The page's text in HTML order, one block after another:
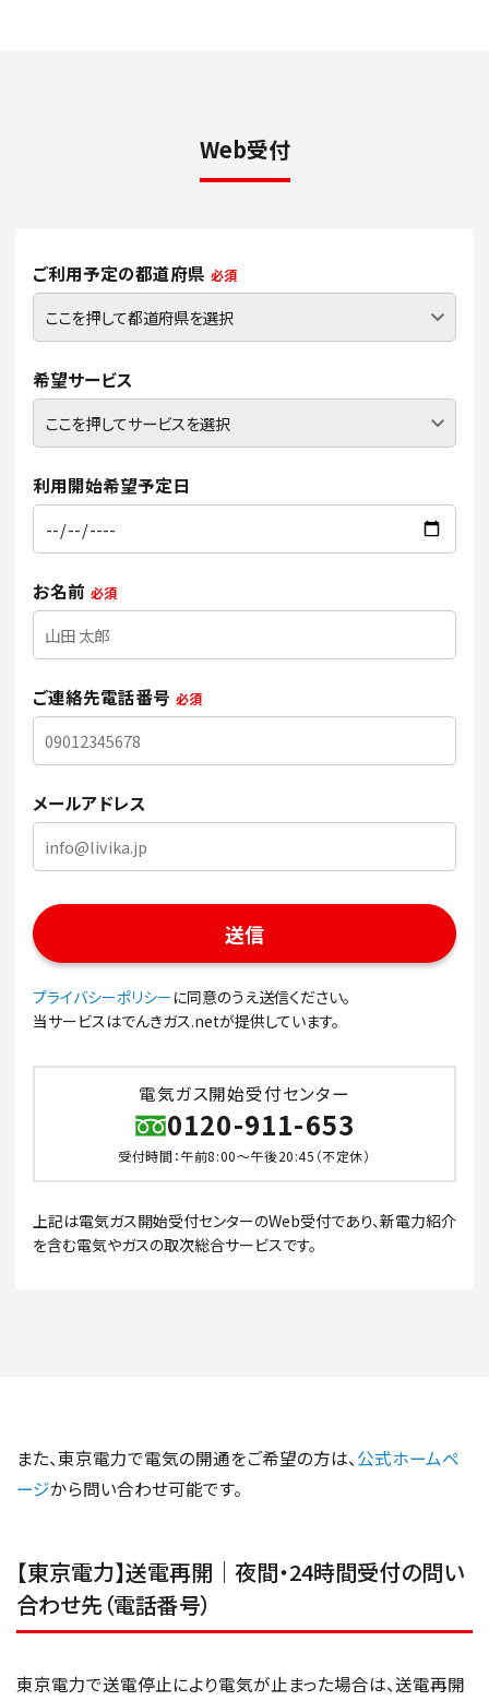
Web受付
ご利用予定の都道府県 必須
希望サービス
利用開始希望予定日
お名前 必須
ご連絡先電話番号 必須
メールアドレス
プライバシーポリシーに同意のうえ送信ください。
当サービスはでんきガス.netが提供しています。
電気ガス開始受付センター
0120-911-653
受付時間：午前8:00～午後20:45（不定休）
上記は電気ガス開始受付センターのWeb受付であり、新電力紹介
を含む電気やガスの取次総合サービスです。
また、東京電力で電気の開通をご希望の方は、公式ホームペ
ージから問い合わせ可能です。
【東京電力】送電再開｜夜間・24時間受付の問い
合わせ先（電話番号）
東京電力で送電停止により電気が止まった場合は、送電再開